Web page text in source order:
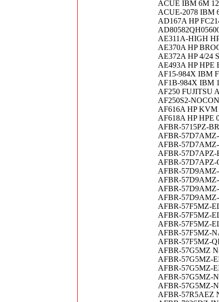
ACUE IBM 6M
ACUE-2078 IBM
AD167A HP
AE311A-HIGH
AE370A HP
AE372A HP 4/24
AE493A HP HPE
AF15-984X IBM
AF1B-984X IBM
AF250 FUJITSU
AF250S2-
AF616A HP KVM
AF618A HP HPE
AFBR-5715PZ-
AFBR-57D7AMZ-
AFBR-57D7AMZ-
AFBR-57D7APZ-
AFBR-57D7APZ-
AFBR-
AFBR-
AFBR-
AFBR-
AFBR-57F5MZ-
AFBR-57F5MZ-
AFBR-57F5MZ-
AFBR-57F5MZ-
AFBR-57F5MZ-
AFBR-57G5MZ
AFBR-57G5MZ-
AFBR-57G5MZ-
AFBR-57G5MZ-
AFBR-57G5MZ-
AFBR-57R5AEZ